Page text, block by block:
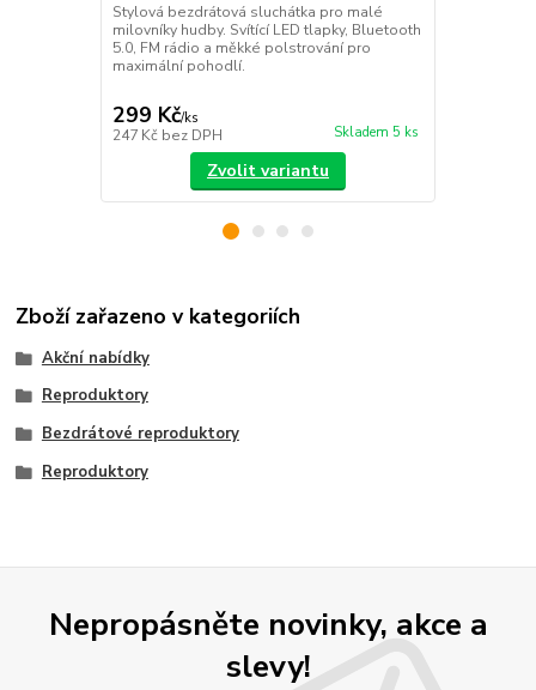
Stylová bezdrátová sluchátka pro malé
milovníky hudby. Svítící LED tlapky, Bluetooth
5.0, FM rádio a měkké polstrování pro
maximální pohodlí.
299 Kč/ks
247 Kč bez DPH Skladem 5 ks
Zvolit variantu
Zboží zařazeno v kategoriích
Akční nabídky
Reproduktory
Bezdrátové reproduktory
Reproduktory
Nepropásněte novinky, akce a
slevy!